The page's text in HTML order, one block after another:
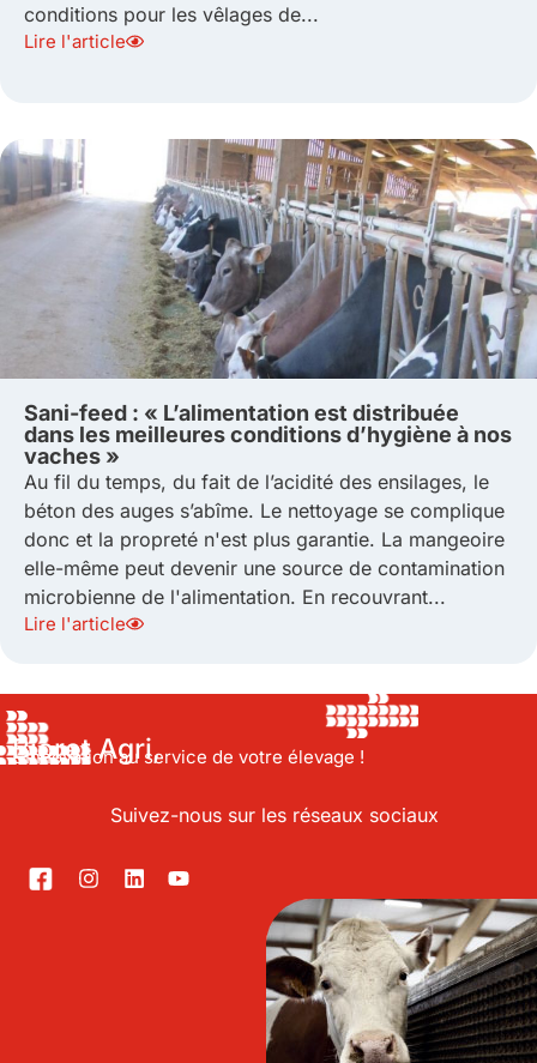
conditions pour les vêlages de...
Lire l'article
Sani-feed : « L’alimentation est distribuée
dans les meilleures conditions d’hygiène à nos
vaches »
Au fil du temps, du fait de l’acidité des ensilages, le
béton des auges s’abîme. Le nettoyage se complique
donc et la propreté n'est plus garantie. La mangeoire
elle-même peut devenir une source de contamination
microbienne de l'alimentation. En recouvrant...
Lire l'article
Bioret Agri,
L’Innovation au service de votre élevage !
Suivez-nous sur les réseaux sociaux